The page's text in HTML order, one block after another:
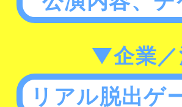
▼企業／
リアル脱出ゲ